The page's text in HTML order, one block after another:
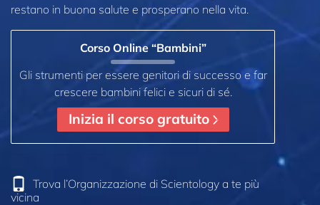
restano in buona salute e prosperano nella vita.
Corso Online “Bambini”
Gli strumenti per essere genitori di successo e far
crescere bambini felici e sicuri di sé.
Inizia il corso gratuito
Trova l’Organizzazione di Scientology a te più
vicina